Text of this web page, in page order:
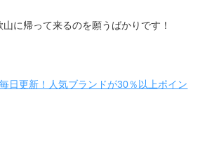
に帰って来るのを願うばかりです！
日更新！人気ブランドが30％以上ポイン